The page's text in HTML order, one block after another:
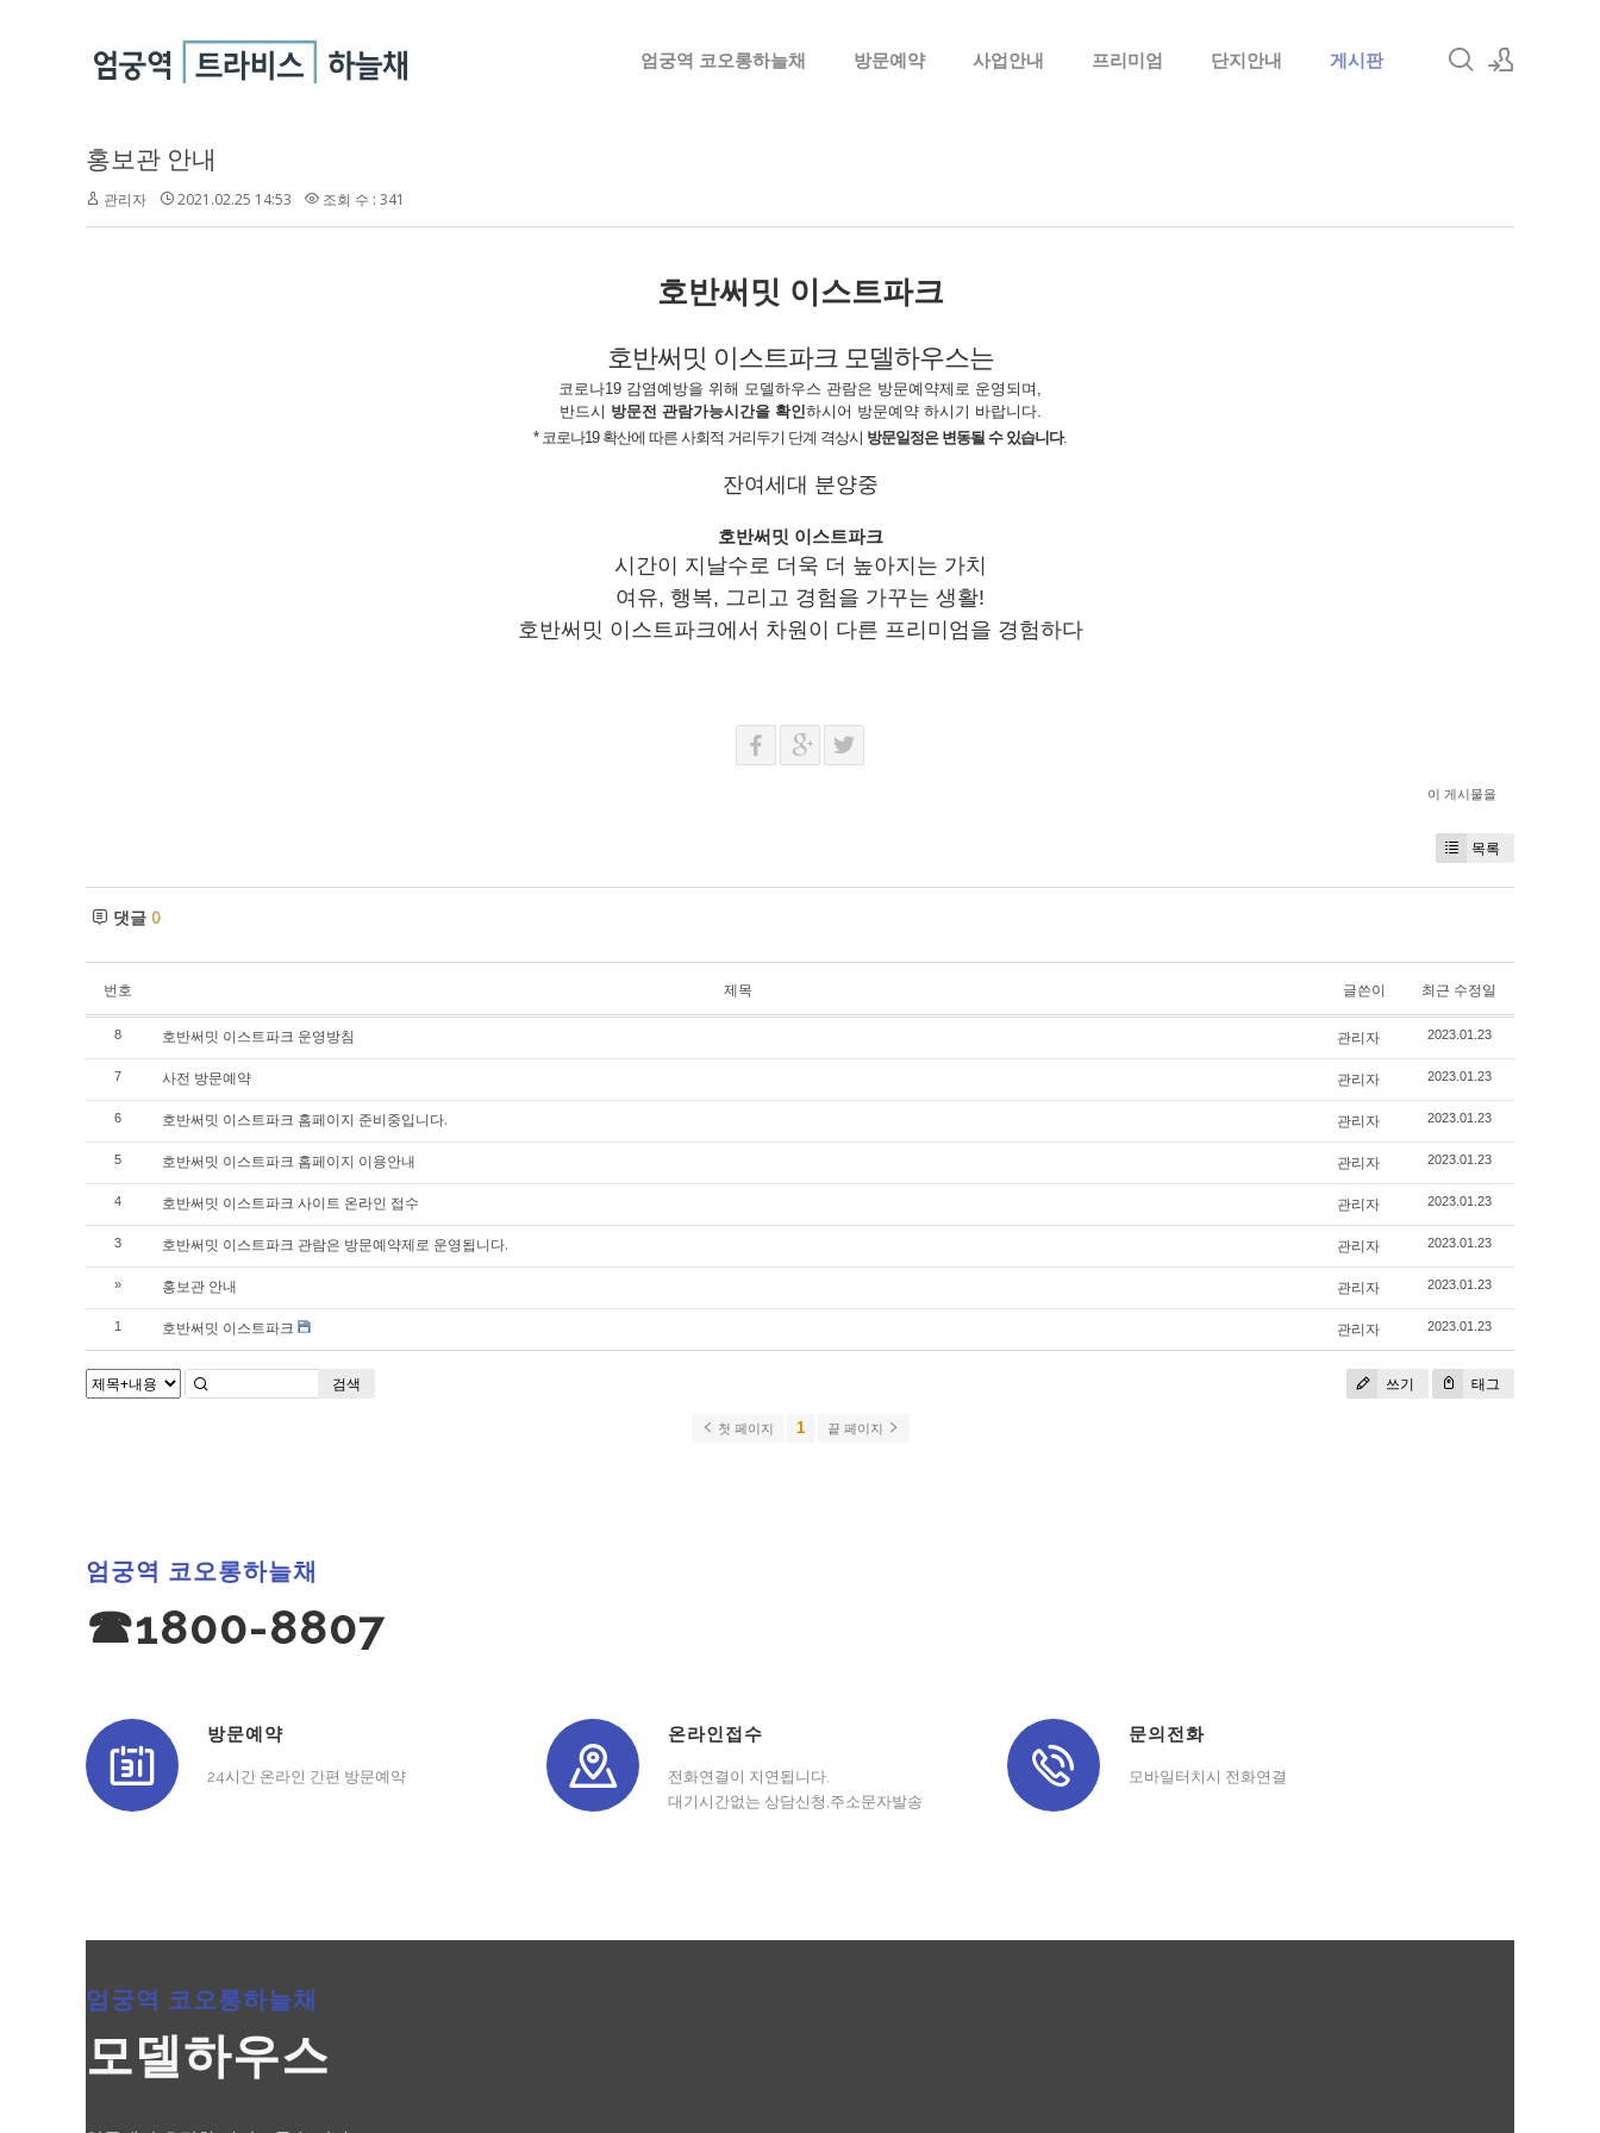
엄궁역 코오롱하늘채 방문예약 사업안내 프리미엄 단지안내 게시판
홍보관 안내
관리자 2021.02.25 14:53 조회 수 : 341
호반써밋 이스트파크
호반써밋 이스트파크모델하우스는
코로나19 감염예방을 위해 모델하우스 관람은 방문예약제로 운영 되며,
반드시 방문전 관람가능시간을 확인하시어 방문예약 하시기 바랍니다.
* 코로나19 확산에 따른 사회적 거리두기 단계 격상시 방문일정은 변동될 수 있습니다.
잔여세대 분양중
호반써밋 이스트파크
시간이 지날수로 더욱 더 높아지는 가치
여유, 행복, 그리고 경험을 가꾸는 생활!
호반써밋 이스트파크에서 차원이 다른 프리미엄을 경험하다
이 게시물을
목록
댓글 0
번호 제목 글쓴이 최근 수정일
8 호반써밋 이스트파크 운영방침 관리자 2023.01.23
7 사전 방문예약 관리자 2023.01.23
6 호반써밋 이스트파크 홈페이지 준비중입니다. 관리자 2023.01.23
5 호반써밋 이스트파크 홈페이지 이용안내 관리자 2023.01.23
4 호반써밋 이스트파크 사이트 온라인 접수 관리자 2023.01.23
3 호반써밋 이스트파크 관람은 방문예약제로 운영됩니다. 관리자 2023.01.23
» 홍보관 안내 관리자 2023.01.23
1 호반써밋 이스트파크 관리자 2023.01.23
쓰기 태그
검색
첫 페이지 1 끝 페이지
엄궁역 코오롱하늘채
☎1800-8807
방문예약
24시간 온라인 간편 방문예약
온라인접수
전화연결이 지연됩니다.
대기시간없는 상담신청,주소문자발송
문의전화
모바일터치시 전화연결
엄궁역 코오롱하늘채
모델하우스